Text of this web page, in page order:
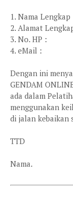
1. Nama Lengkap
2. Alamat
3. No. HP :
4. eMail :
Dengan ini
GENDAM
ada dalam
menggunakan
di jalan kebaikan
TTD
Nama.